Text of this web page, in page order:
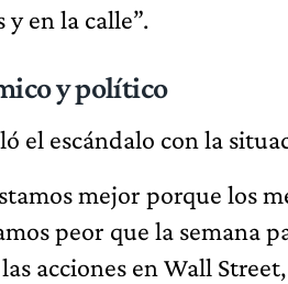
y en la calle”.
y político
el escándalo con la
mejor porque los
peor que la semana
acciones en Wall